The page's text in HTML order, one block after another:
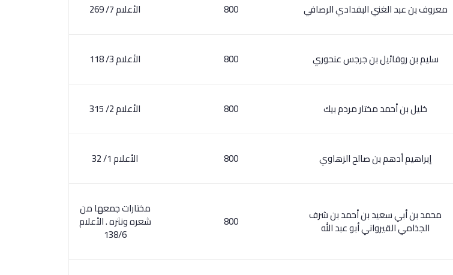
معروف بن عبد الغني البفدادي الرصافي 800 الأعلام 7/ 269
سليم بن روفائيل بن جرجس عنحوري 800 الأعلام 3/ 118
خليل بن أحمد مختار مردم بيك 800 الأعلام 2/ 315
إبراهيم أدهم بن صالح الزهاوي 800 الأعلام 1/ 32
محمد بن أبي سعيد بن أحمد بن شرف
الجذامي القيرواني أبو عبد الله 800
مختارات جمعها من
شعره ونثره . الأعلام
138/6